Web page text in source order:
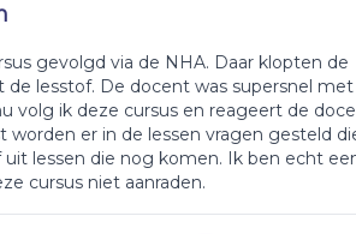
gevolgd via de NHA. Daar klopten de
lesstof. De docent was supersnel met
volg ik deze cursus en reageert de
worden er in de lessen vragen gesteld
lessen die nog komen. Ik ben echt
cursus niet aanraden.